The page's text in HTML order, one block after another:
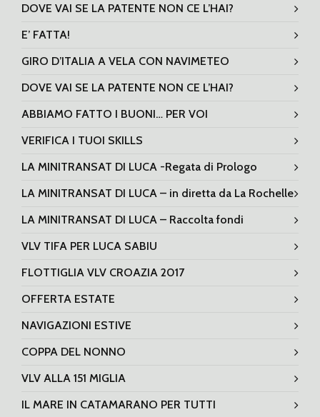
DOVE VAI SE LA PATENTE NON CE L’HAI?
E’ FATTA!
GIRO D’ITALIA A VELA CON NAVIMETEO
DOVE VAI SE LA PATENTE NON CE L’HAI?
ABBIAMO FATTO I BUONI… PER VOI
VERIFICA I TUOI SKILLS
LA MINITRANSAT DI LUCA -Regata di Prologo
LA MINITRANSAT DI LUCA – in diretta da La Rochelle
LA MINITRANSAT DI LUCA – Raccolta fondi
VLV TIFA PER LUCA SABIU
FLOTTIGLIA VLV CROAZIA 2017
OFFERTA ESTATE
NAVIGAZIONI ESTIVE
COPPA DEL NONNO
VLV ALLA 151 MIGLIA
IL MARE IN CATAMARANO PER TUTTI